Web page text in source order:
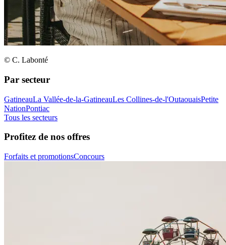
© C. Labonté
Par secteur
GatineauLa Vallée-de-la-GatineauLes Collines-de-l'OutaouaisPetite
NationPontiac
Tous les secteurs
Profitez de nos offres
Forfaits et promotionsConcours